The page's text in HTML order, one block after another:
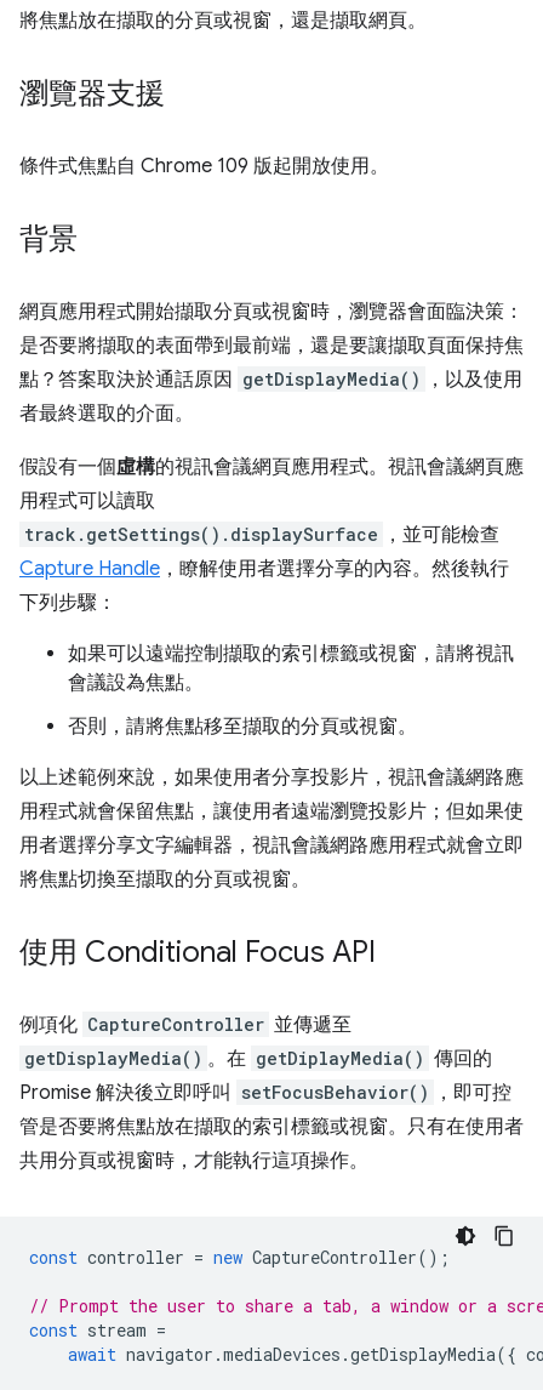
將焦點放在擷取的分頁或視窗，還是擷取網頁。
瀏覽器支援
條件式焦點自 Chrome 109 版起開放使用。
背景
網頁應用程式開始擷取分頁或視窗時，瀏覽器會面臨決策：
是否要將擷取的表面帶到最前端，還是要讓擷取頁面保持焦
點？答案取決於通話原因
getDisplayMedia()
，以及使用
者最終選取的介面。
假設有一個虛構的視訊會議網頁應用程式。視訊會議網頁應
用程式可以讀取
track.getSettings().displaySurface
，並可能檢查
Capture Handle ，瞭解使用者選擇分享的內容。然後執行
下列步驟：
如果可以遠端控制擷取的索引標籤或視窗，請將視訊
會議設為焦點。
否則，請將焦點移至擷取的分頁或視窗。
以上述範例來說，如果使用者分享投影片，視訊會議網路應
用程式就會保留焦點，讓使用者遠端瀏覽投影片；但如果使
用者選擇分享文字編輯器，視訊會議網路應用程式就會立即
將焦點切換至擷取的分頁或視窗。
使用 Conditional Focus API
例項化 CaptureController 並傳遞至
getDisplayMedia() 。在 getDiplayMedia() 傳回的
Promise 解決後立即呼叫
setFocusBehavior()
，即可控
管是否要將焦點放在擷取的索引標籤或視窗。只有在使用者
共用分頁或視窗時，才能執行這項操作。
const controller = new CaptureController();
// Prompt the user to share a tab, a window or a
const stream =
await navigator .mediaDevices .getDisplayMedia({